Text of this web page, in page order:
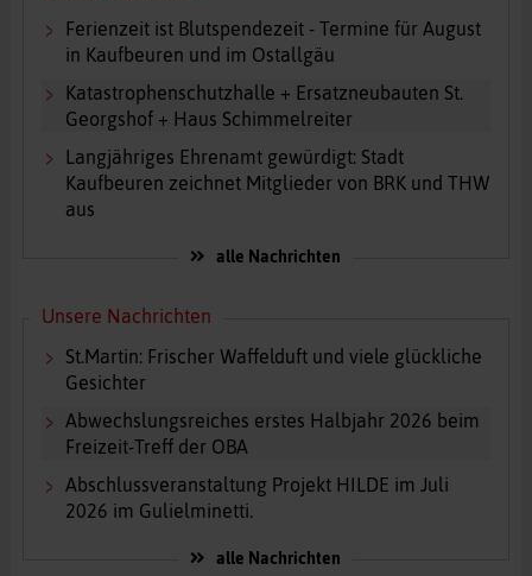
Ferienzeit ist Blutspendezeit - Termine für August
in Kaufbeuren und im Ostallgäu
Katastrophenschutzhalle + Ersatzneubauten St.
Georgshof + Haus Schimmelreiter
Langjähriges Ehrenamt gewürdigt: Stadt
Kaufbeuren zeichnet Mitglieder von BRK und THW
aus
alle Nachrichten
Unsere Nachrichten
St.Martin: Frischer Waffelduft und viele glückliche
Gesichter
Abwechslungsreiches erstes Halbjahr 2026 beim
Freizeit-Treff der OBA
Abschlussveranstaltung Projekt HILDE im Juli
2026 im Gulielminetti.
alle Nachrichten